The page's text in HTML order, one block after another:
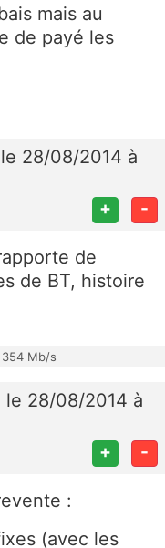
mais au
de payé les
le 28/08/2014 à
+ -
de
de BT, histoire
354 Mb/s
le 28/08/2014 à
+ -
:
(avec les